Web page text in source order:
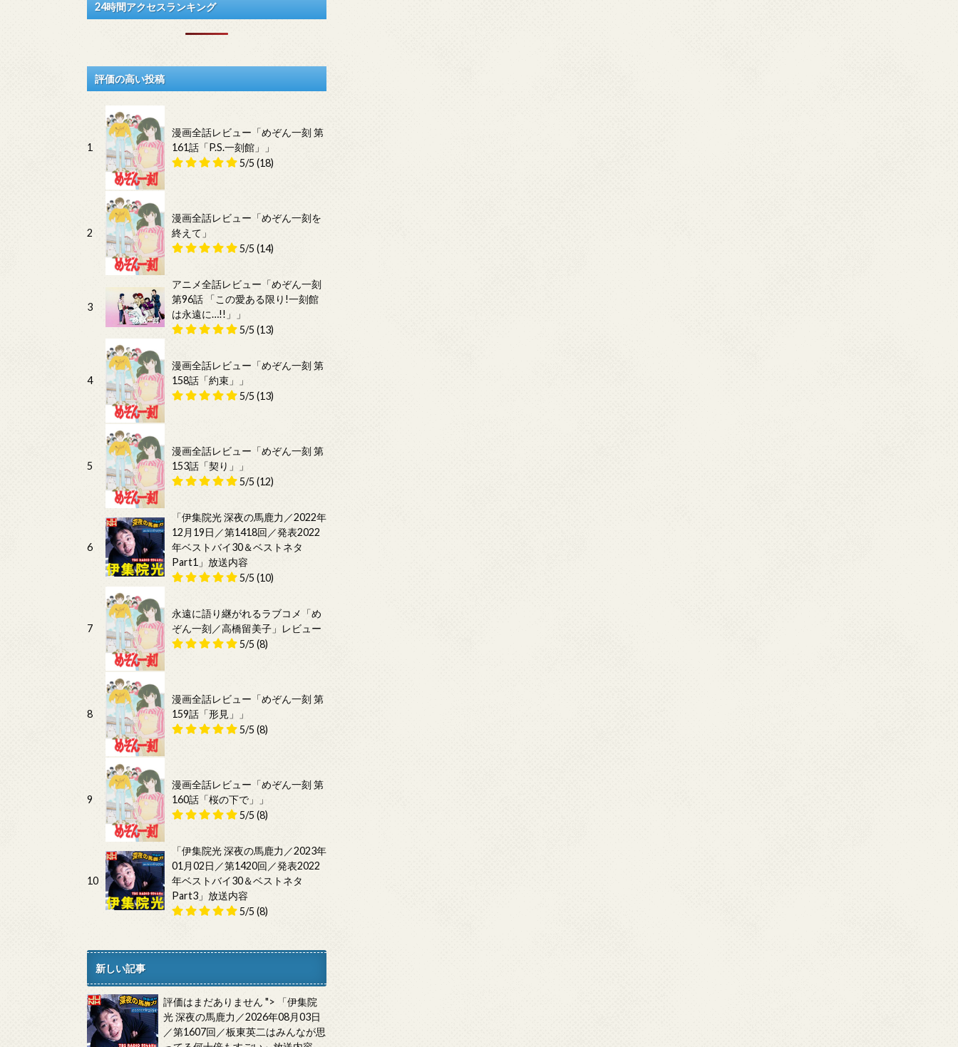
24時間アクセスランキング
評価の高い投稿
1
漫画全話レビュー「めぞん一刻 第
161話「P.S.一刻館」」
5/5 (18)
2
漫画全話レビュー「めぞん一刻を
終えて」
5/5 (14)
3
アニメ全話レビュー「めぞん一刻
第96話 「この愛ある限り!一刻館
は永遠に…!!」」
5/5 (13)
4
漫画全話レビュー「めぞん一刻 第
158話「約束」」
5/5 (13)
5
漫画全話レビュー「めぞん一刻 第
153話「契り」」
5/5 (12)
6
「伊集院光 深夜の馬鹿力／2022年
12月19日／第1418回／発表2022
年ベストバイ30＆ベストネタ
Part1」放送内容
5/5 (10)
7
永遠に語り継がれるラブコメ「め
ぞん一刻／高橋留美子」レビュー
5/5 (8)
8
漫画全話レビュー「めぞん一刻 第
159話「形見」」
5/5 (8)
9
漫画全話レビュー「めぞん一刻 第
160話「桜の下で」」
5/5 (8)
10
「伊集院光 深夜の馬鹿力／2023年
01月02日／第1420回／発表2022
年ベストバイ30＆ベストネタ
Part3」放送内容
5/5 (8)
新しい記事
評価はまだありません ">
「伊集院
光 深夜の馬鹿力／2026年08月03日
／第1607回／板東英二はみんなが思